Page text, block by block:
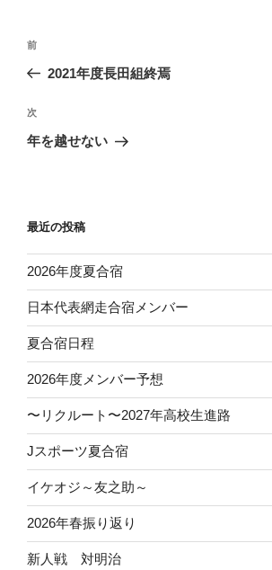
投
ビ
ゲ
ン
前
の
稿
前
2021年度長田組終焉
次
の
次
年を越せない
最近の投稿
2026年度夏合宿
日本代表網走合宿メンバー
夏合宿日程
2026年度メンバー予想
〜リクルート〜2027年高校生進路
Jスポーツ夏合宿
イケオジ～友之助～
2026年春振り返り
新人戦 対明治